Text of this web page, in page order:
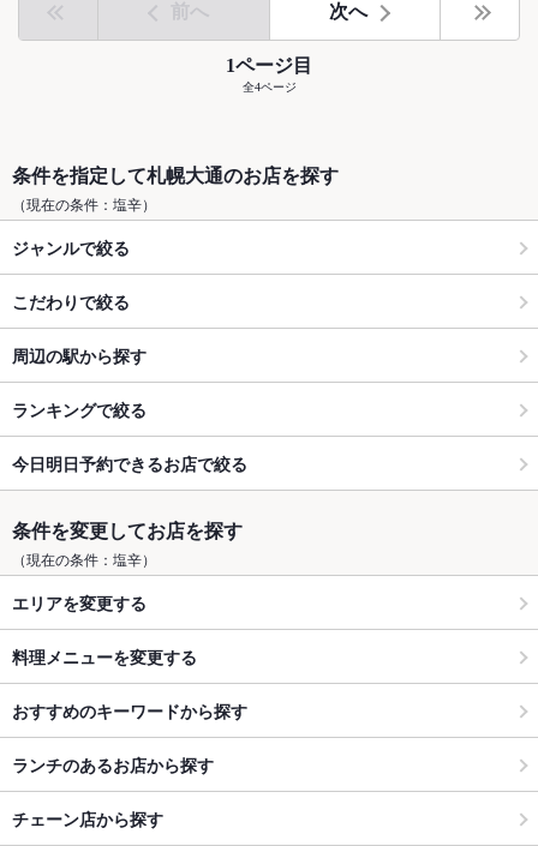
前へ 次へ
1ページ目
全4ページ
条件を指定して札幌大通のお店を探す
（現在の条件：塩辛）
ジャンルで絞る
こだわりで絞る
周辺の駅から探す
ランキングで絞る
今日明日予約できるお店で絞る
条件を変更してお店を探す
（現在の条件：塩辛）
エリアを変更する
料理メニューを変更する
おすすめのキーワードから探す
ランチのあるお店から探す
チェーン店から探す